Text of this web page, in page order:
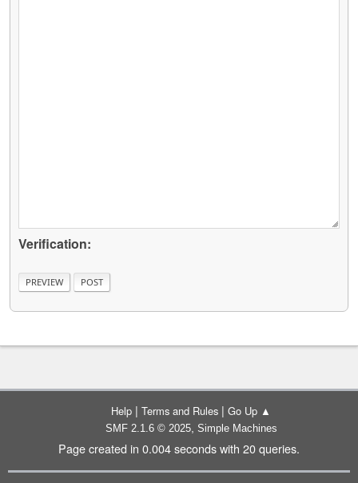
Verification:
Help | Terms and Rules | Go Up ▲
SMF 2.1.6 © 2025, Simple Machines
Page created in 0.004 seconds with 20 queries.